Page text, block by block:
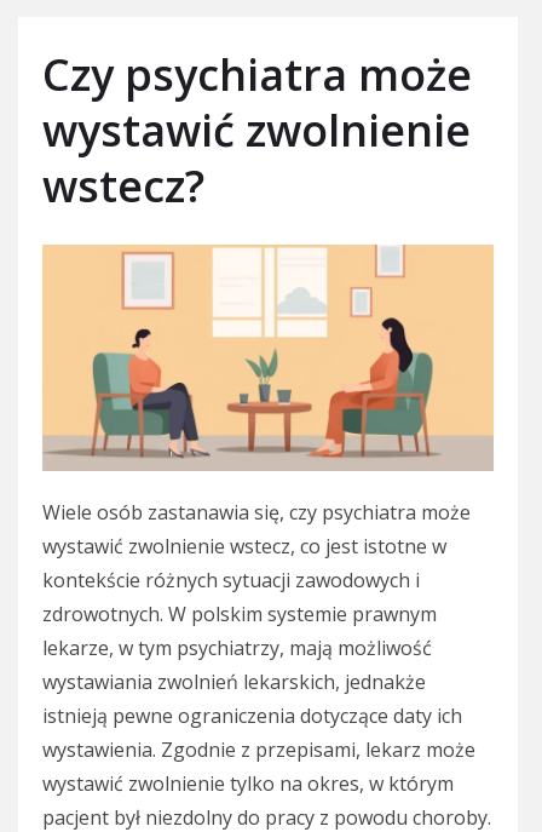
Czy psychiatra może
wystawić zwolnienie
wstecz?
Wiele osób zastanawia się, czy psychiatra może
wystawić zwolnienie wstecz, co jest istotne w
kontekście różnych sytuacji zawodowych i
zdrowotnych. W polskim systemie prawnym
lekarze, w tym psychiatrzy, mają możliwość
wystawiania zwolnień lekarskich, jednakże
istnieją pewne ograniczenia dotyczące daty ich
wystawienia. Zgodnie z przepisami, lekarz może
wystawić zwolnienie tylko na okres, w którym
pacjent był niezdolny do pracy z powodu choroby.